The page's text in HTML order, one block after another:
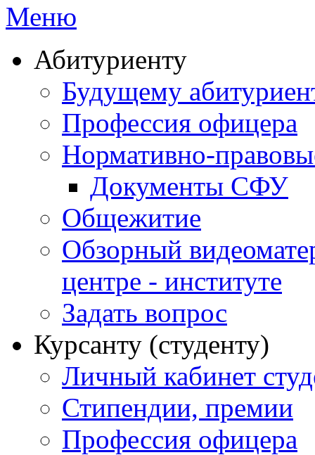
Меню
Абитуриенту
Будущему
Профессия офицера
Нормативно-
Документы СФУ
Общежитие
Обзорный
центре - институте
Задать вопрос
Курсанту (студенту)
Личный кабинет
Стипендии, премии
Профессия офицера